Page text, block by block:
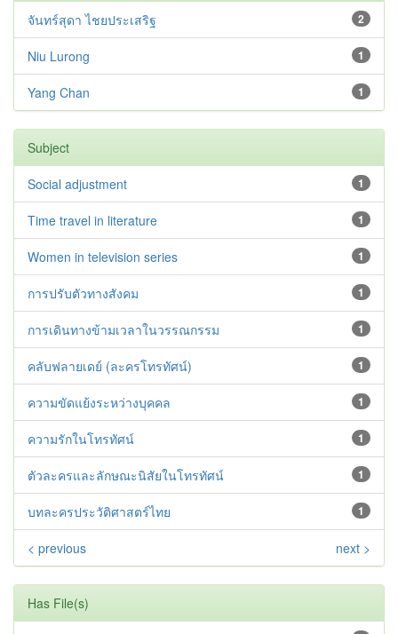
2
จันทร์สุดา ไชยประเสริฐ
1
Niu Lurong
1
Yang Chan
Subject
1
Social adjustment
1
Time travel in literature
1
Women in television series
1
การปรับตัวทางสังคม
1
การเดินทางข้ามเวลาในวรรณกรรม
1
คลับฟลายเดย์ (ละครโทรทัศน์)
1
ความขัดแย้งระหว่างบุคคล
1
ความรักในโทรทัศน์
1
ตัวละครและลักษณะนิสัยในโทรทัศน์
1
บทละครประวัติศาสตร์ไทย
< previous next >
Has File(s)